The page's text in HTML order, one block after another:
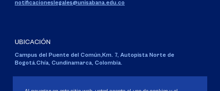
notificacioneslegales@unisabana.edu.co
UBICACIÓN
Campus del Puente del Común,Km. 7, Autopista Norte de
Bogotá.Chía, Cundinamarca, Colombia.